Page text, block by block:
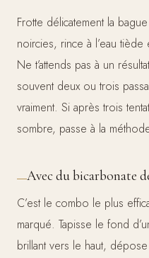
Frotte délicatement la
noircies, rince à l’eau
Ne t’attends pas à un
souvent deux ou trois
vraiment. Si après trois
sombre, passe à la
Avec du bicarbonate
C’est le combo le plus
marqué. Tapisse le fond
brillant vers le haut,